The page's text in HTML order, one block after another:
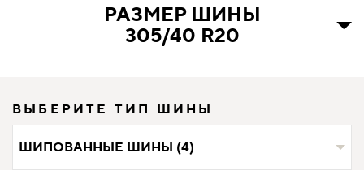
РАЗМЕР ШИНЫ
305/40 R20
ВЫБЕРИТЕ ТИП ШИНЫ
ШИПОВАННЫЕ ШИНЫ (4)